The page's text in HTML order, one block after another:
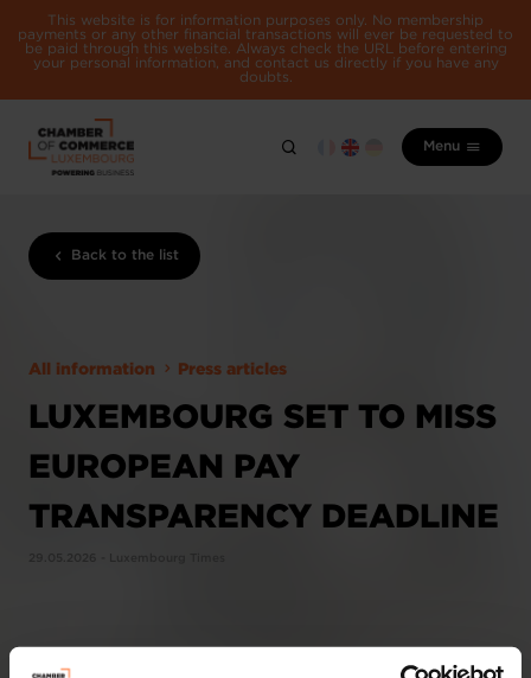
This website is for information purposes only. No membership
payments or any other financial transactions will ever be requested to
be paid through this website. Always check the URL before entering
your personal information, and contact us directly if you have any
doubts.
Menu
Back to the list
All information Press articles
LUXEMBOURG SET TO MISS
EUROPEAN PAY
TRANSPARENCY DEADLINE